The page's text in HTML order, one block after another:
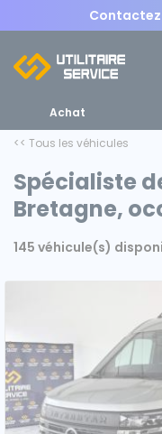
MENU
d'un
Fourgons
RETOUR MENU
Achat
<< Tous les véhicules
Spécialiste
Bretagne,
145 véhicule(s)